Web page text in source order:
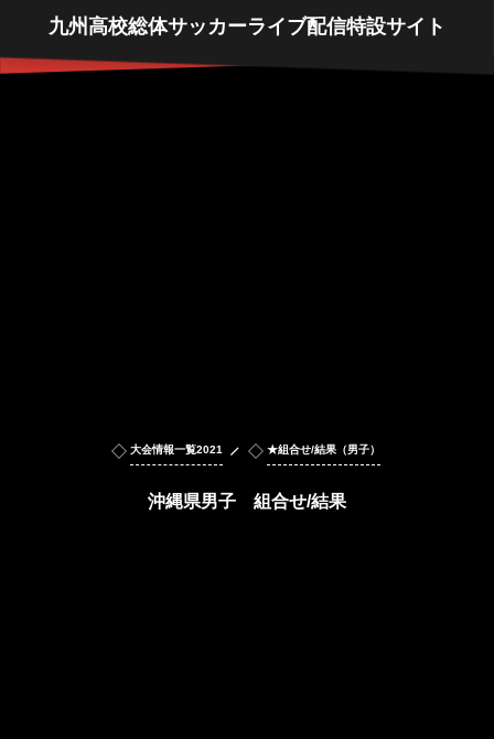
九州高校総体サッカーライブ配信特設サイト
大会情報一覧2021 ★組合せ/結果（男子）
沖縄県男子 組合せ/結果